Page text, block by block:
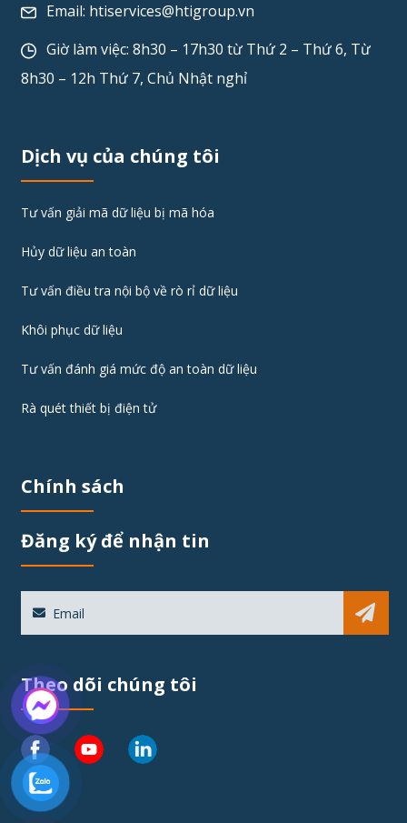
Email: htiservices@htigroup.vn
Giờ làm việc: 8h30 – 17h30 từ Thứ 2 – Thứ 6, Từ
8h30 – 12h Thứ 7, Chủ Nhật nghỉ
Dịch vụ của chúng tôi
Tư vấn giải mã dữ liệu bị mã hóa
Hủy dữ liệu an toàn
Tư vấn điều tra nội bộ về rò rỉ dữ liệu
Khôi phục dữ liệu
Tư vấn đánh giá mức độ an toàn dữ liệu
Rà quét thiết bị điện tử
Chính sách
Đăng ký để nhận tin
Sub
Theo dõi chúng tôi